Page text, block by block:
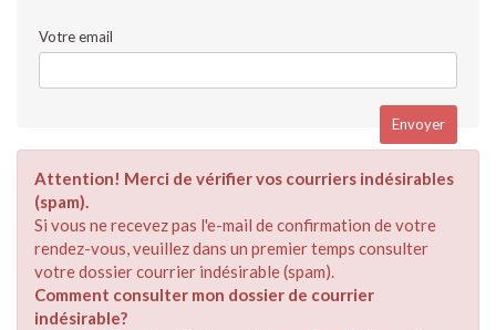
Votre email
Attention! Merci de vérifier vos courriers indésirables
(spam).
Si vous ne recevez pas l'e-mail de confirmation de votre
rendez-vous, veuillez dans un premier temps consulter
votre dossier courrier indésirable (spam).
Comment consulter mon dossier de courrier
indésirable?